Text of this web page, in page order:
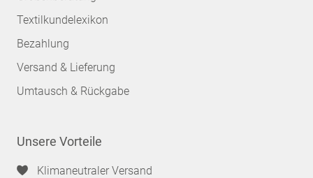
Textilkundelexikon
Bezahlung
Versand & Lieferung
Umtausch & Rückgabe
Unsere Vorteile
Klimaneutraler Versand